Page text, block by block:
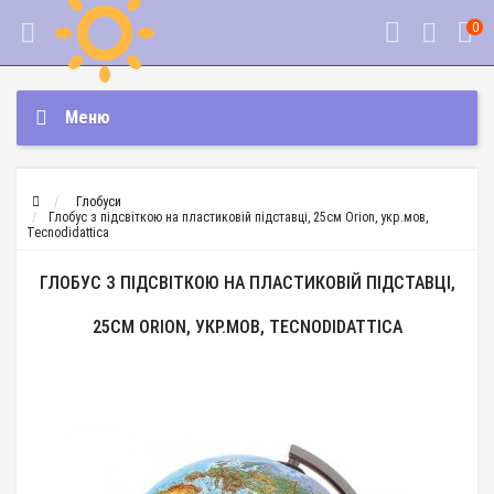
0
Меню
Глобуси
Глобус з підсвіткою на пластиковій підставці, 25см Orion, укр.мов,
Tecnodidattica
ГЛОБУС З ПІДСВІТКОЮ НА ПЛАСТИКОВІЙ ПІДСТАВЦІ,
25СМ ORION, УКР.МОВ, TECNODIDATTICA